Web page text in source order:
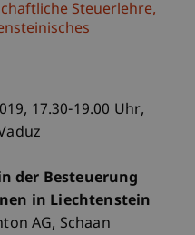
Steuerlehre,
17.30-19.00 Uhr,
der Besteuerung
in Liechtenstein
AG, Schaan